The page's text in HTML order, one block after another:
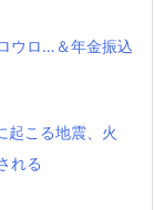
ウロ…＆年金振込
起こる地震、火
れる